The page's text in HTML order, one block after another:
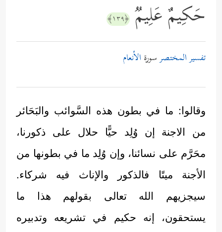
حَكِیمٌ عَلِیمࣱ ﴿١٣٩﴾
تفسير المختصرسورة الأنعام
وقالوا: ما في بطون هذه السَّوائب والبَحَائر
من الاجنة إن وُلِد حيًّا حلال على ذكورنا،
محَرَّم على نسائنا، وإن وُلِد ما في بطونها من
الأجنة ميتًا فالذكور والإناث فيه شركاء.
سيجزيهم الله تعالى بقولهم هذا ما
يستحقون، إنه حكيم في تشريعه وتدبيره